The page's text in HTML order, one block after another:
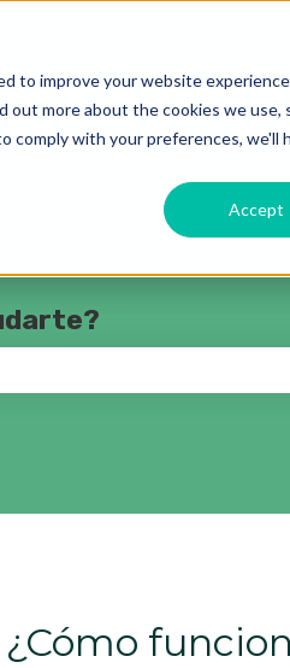
to improve your website
more about the cookies we use,
with your preferences, we'll
Accept
búsqueda está vacío.
¿Cómo